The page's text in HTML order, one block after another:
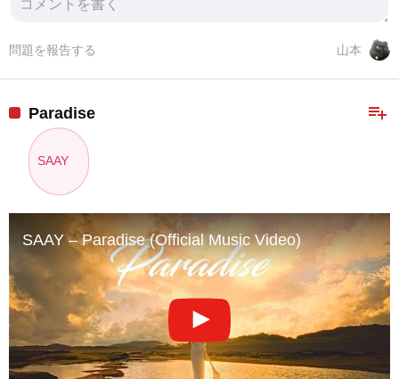
山本
問題を報告する
playlist_add
Paradise
SAAY
SAAY – Paradise (Official Music Video)